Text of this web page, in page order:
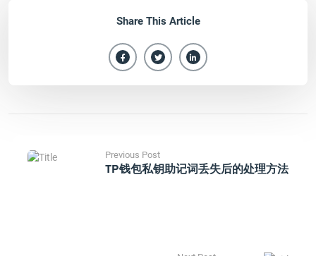
Share This Article
Previous Post
TP钱包私钥助记词丢失后的处理方法